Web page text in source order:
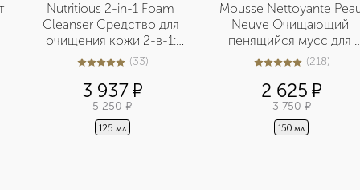
Nutritious 2-in-1 Foam
Cleanser Средство для
очищения кожи 2-в-1:
пенка и маска
5из 533 (33)
3 937¤
5 250 ¤
125 мл
Mousse Nettoyante
Neuve Очищающий
пенящийся мусс для
любого типа кожи
5из 5218 (218)
2 625 ¤
3 750 ¤
150 мл